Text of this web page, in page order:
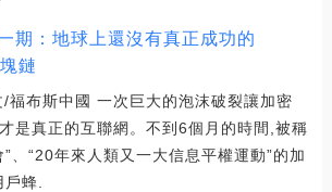
期：地球上還沒有真正成功的
鏈
福布斯中國 一次巨大的泡沫破裂讓加密
是真正的互聯網。不到6個月的時間,被稱
、“20年來人類又一大信息平權運動”的加
蜂.